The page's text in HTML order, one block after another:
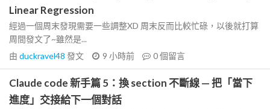
Linear Regression
經過一個周末發現需要一些調整XD 周末反而比較忙碌，以後就打算
周間發文了~雖然是...
由 duckravel48 發文 9 小時前 0個留言
Claude code 新手篇 5：換 section 不斷線 — 把「當下
進度」交接給下一個對話